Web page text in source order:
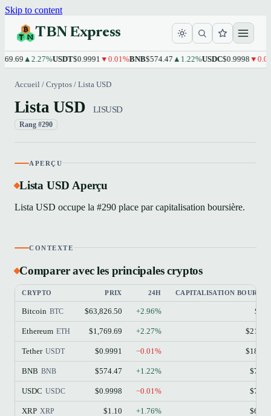
Skip to content
TBN Express
▲2.27%USDT$0.9991▼0.01%BNB$574.47▲1.22%USDC$0.9998
Accueil / Cryptos / Lista USD
Lista USD LISUSD
Rang #290
APERÇU
Lista USD Aperçu
Lista USD occupe la #290 place par capitalisation boursière.
CONTEXTE
Comparer avec les principales cryptos
CRYPTO PRIX 24H CAPITALISATION
Bitcoin BTC $63,826.50 +2.96%
Ethereum ETH $1,769.69 +2.27%
Tether USDT $0.9991 −0.01%
BNB BNB $574.47 +1.22%
USDC USDC $0.9998 −0.01%
XRP XRP $1.10 +1.76%